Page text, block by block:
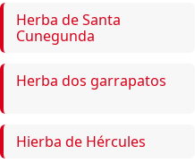
Herba de Santa
Cunegunda
Herba dos garrapatos
Hierba de Hércules